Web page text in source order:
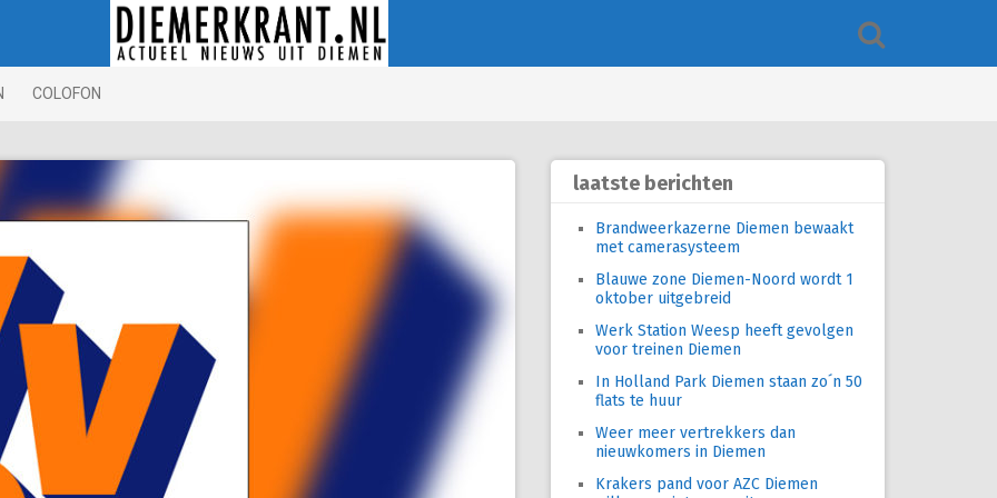
COLOFON
laatste berichten
Brandweerkazerne Diemen bewaakt
met camerasysteem
Blauwe zone Diemen-Noord wordt 1
oktober uitgebreid
Werk Station Weesp heeft gevolgen
voor treinen Diemen
In Holland Park Diemen staan zo´n 50
flats te huur
Weer meer vertrekkers dan
nieuwkomers in Diemen
Krakers pand voor AZC Diemen